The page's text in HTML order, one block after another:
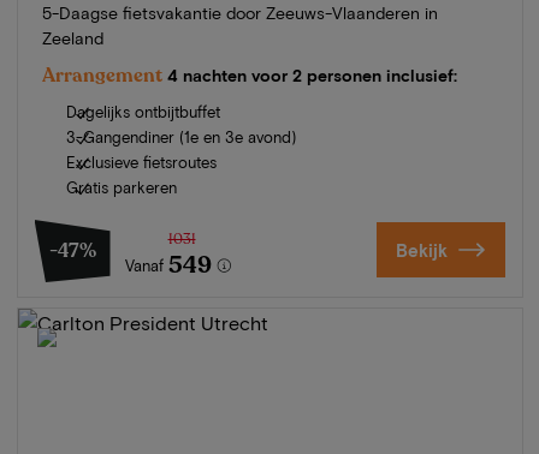
5-Daagse fietsvakantie door Zeeuws-Vlaanderen in
Zeeland
Arrangement 4 nachten voor 2 personen inclusief:
Dagelijks ontbijtbuffet
3-Gangendiner (1e en 3e avond)
Exclusieve fietsroutes
Gratis parkeren
-47%
Vanaf
1031
549 Bekijk